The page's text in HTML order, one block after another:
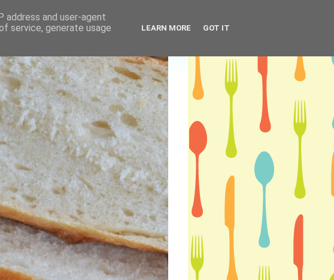
address and user-agent
service, generate usage
LEARN MORE GOT IT